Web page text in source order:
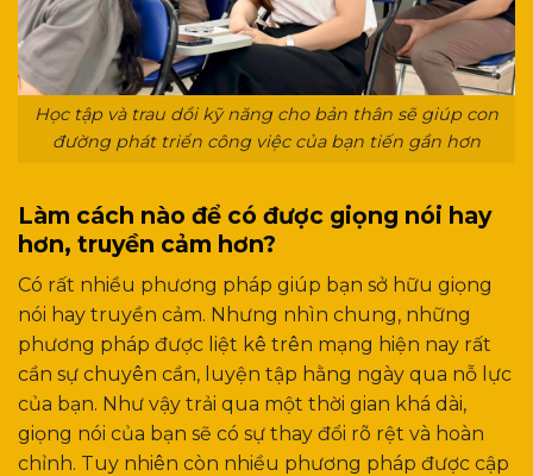
Học tập và trau dồi kỹ năng cho bản thân sẽ giúp con
đường phát triển công việc của bạn tiến gần hơn
Làm cách nào để có được giọng nói hay
hơn, truyền cảm hơn?
Có rất nhiều phương pháp giúp bạn sở hữu giọng
nói hay truyền cảm. Nhưng nhìn chung, những
phương pháp được liệt kê trên mạng hiện nay rất
cần sự chuyên cần, luyện tập hằng ngày qua nỗ lực
của bạn. Như vậy trải qua một thời gian khá dài,
giọng nói của bạn sẽ có sự thay đổi rõ rệt và hoàn
chỉnh. Tuy nhiên còn nhiều phương pháp được cập